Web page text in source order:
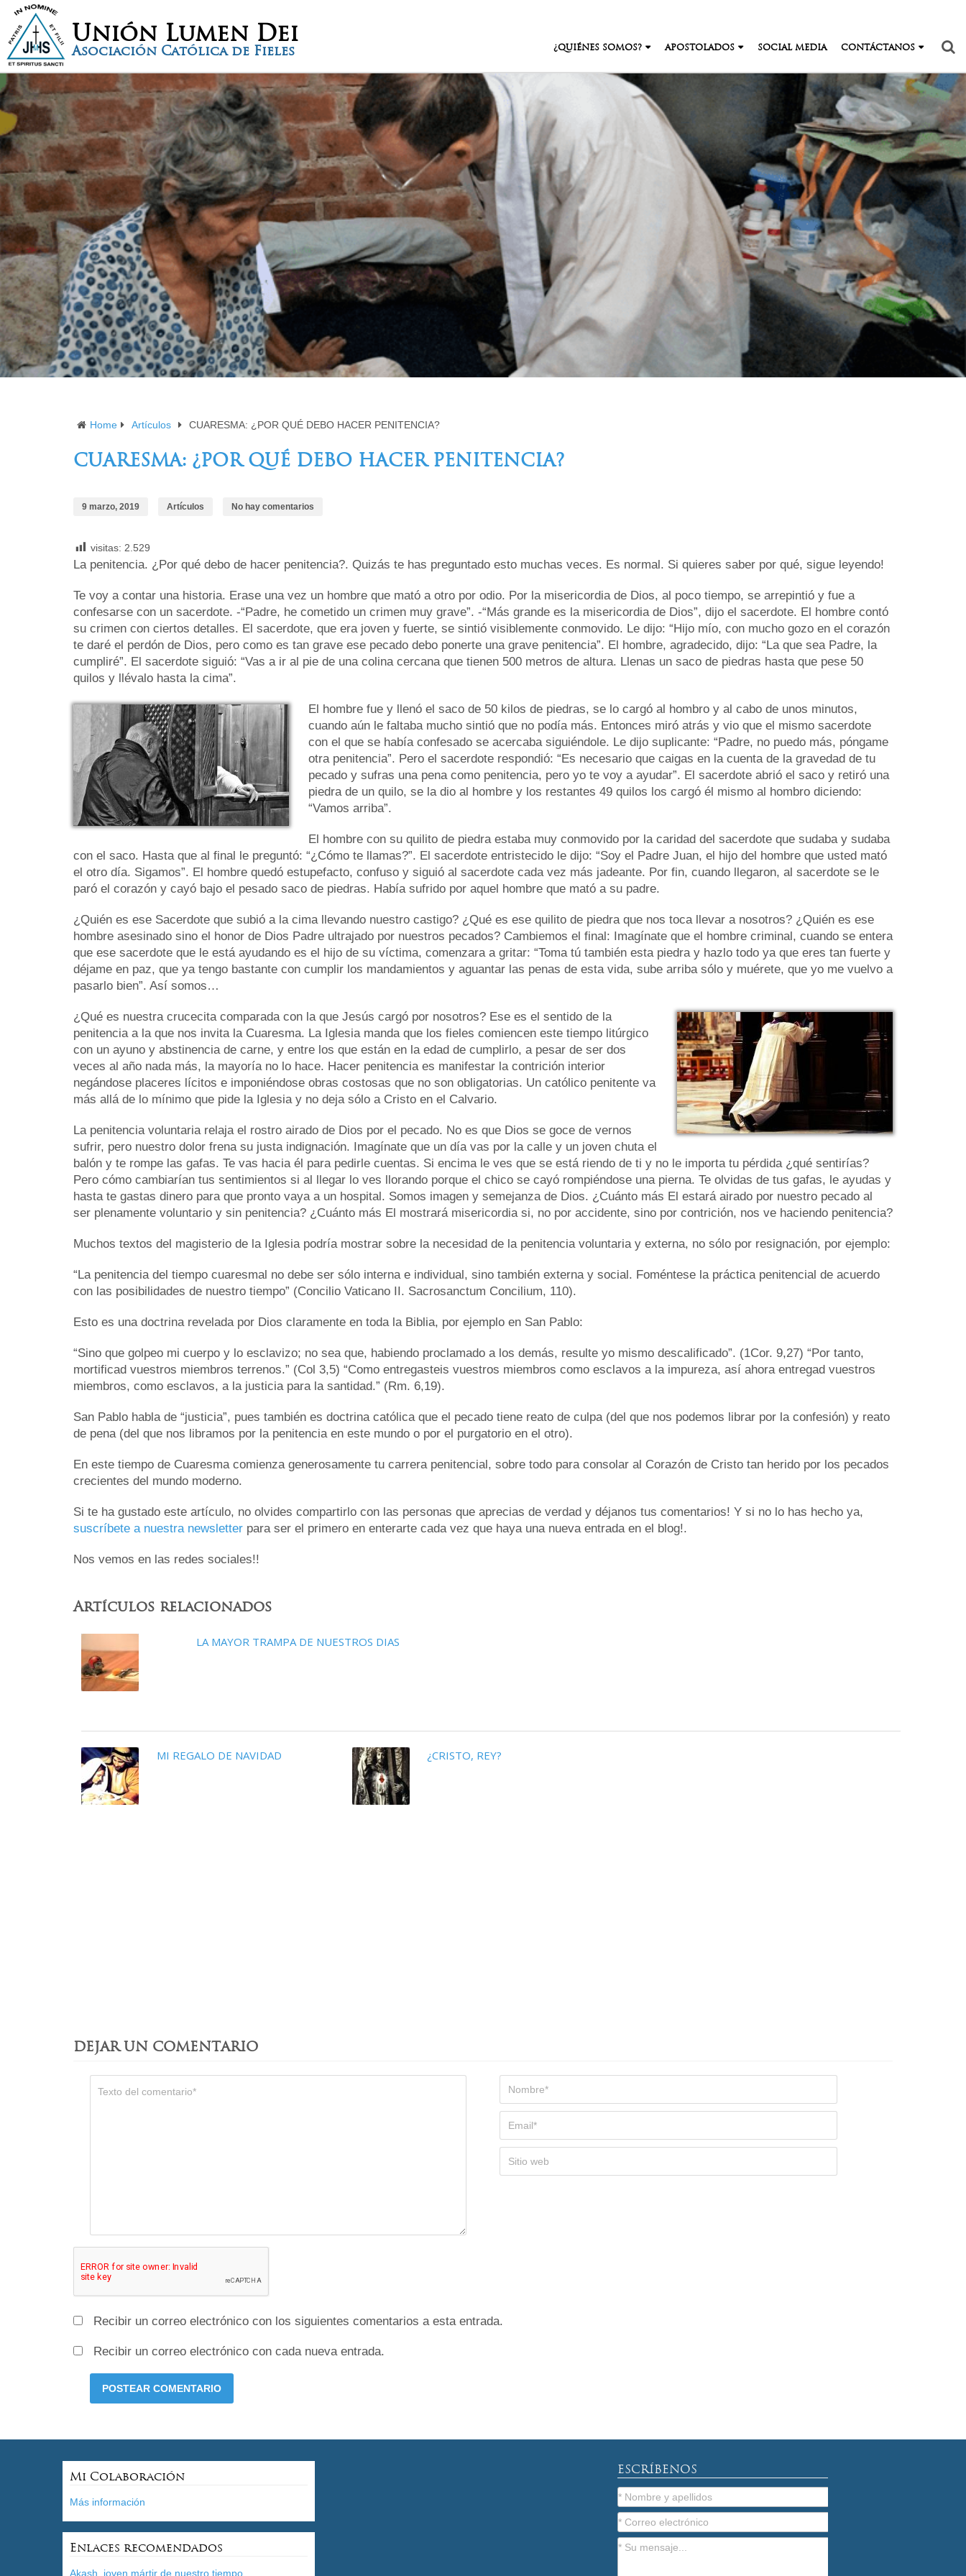
Unión Lumen Dei
Asociación Católica de Fieles ¿QUIÉNES SOMOS? APOSTOLADOS SOCIAL MEDIA CONTÁCTANOS
Home Artículos CUARESMA: ¿POR QUÉ DEBO HACER PENITENCIA?
CUARESMA: ¿POR QUÉ DEBO HACER PENITENCIA?
9 marzo, 2019 Artículos No hay comentarios
visitas: 2.529
La penitencia. ¿Por qué debo de hacer penitencia?. Quizás te has preguntado esto muchas veces. Es normal. Si quieres saber por qué, sigue leyendo!
Te voy a contar una historia. Erase una vez un hombre que mató a otro por odio. Por la misericordia de Dios, al poco tiempo, se arrepintió y fue a
confesarse con un sacerdote. -“Padre, he cometido un crimen muy grave”. -“Más grande es la misericordia de Dios”, dijo el sacerdote. El hombre contó
su crimen con ciertos detalles. El sacerdote, que era joven y fuerte, se sintió visiblemente conmovido. Le dijo: “Hijo mío, con mucho gozo en el corazón
te daré el perdón de Dios, pero como es tan grave ese pecado debo ponerte una grave penitencia”. El hombre, agradecido, dijo: “La que sea Padre, la
cumpliré”. El sacerdote siguió: “Vas a ir al pie de una colina cercana que tienen 500 metros de altura. Llenas un saco de piedras hasta que pese 50
quilos y llévalo hasta la cima”.
El hombre fue y llenó el saco de 50 kilos de piedras, se lo cargó al hombro y al cabo de unos minutos,
cuando aún le faltaba mucho sintió que no podía más. Entonces miró atrás y vio que el mismo sacerdote
con el que se había confesado se acercaba siguiéndole. Le dijo suplicante: “Padre, no puedo más, póngame
otra penitencia”. Pero el sacerdote respondió: “Es necesario que caigas en la cuenta de la gravedad de tu
pecado y sufras una pena como penitencia, pero yo te voy a ayudar”. El sacerdote abrió el saco y retiró una
piedra de un quilo, se la dio al hombre y los restantes 49 quilos los cargó él mismo al hombro diciendo:
“Vamos arriba”.
El hombre con su quilito de piedra estaba muy conmovido por la caridad del sacerdote que sudaba y sudaba
con el saco. Hasta que al final le preguntó: “¿Cómo te llamas?”. El sacerdote entristecido le dijo: “Soy el Padre Juan, el hijo del hombre que usted mató
el otro día. Sigamos”. El hombre quedó estupefacto, confuso y siguió al sacerdote cada vez más jadeante. Por fin, cuando llegaron, al sacerdote se le
paró el corazón y cayó bajo el pesado saco de piedras. Había sufrido por aquel hombre que mató a su padre.
¿Quién es ese Sacerdote que subió a la cima llevando nuestro castigo? ¿Qué es ese quilito de piedra que nos toca llevar a nosotros? ¿Quién es ese
hombre asesinado sino el honor de Dios Padre ultrajado por nuestros pecados? Cambiemos el final: Imagínate que el hombre criminal, cuando se entera
que ese sacerdote que le está ayudando es el hijo de su víctima, comenzara a gritar: “Toma tú también esta piedra y hazlo todo ya que eres tan fuerte y
déjame en paz, que ya tengo bastante con cumplir los mandamientos y aguantar las penas de esta vida, sube arriba sólo y muérete, que yo me vuelvo a
pasarlo bien”. Así somos…
¿Qué es nuestra crucecita comparada con la que Jesús cargó por nosotros? Ese es el sentido de la
penitencia a la que nos invita la Cuaresma. La Iglesia manda que los fieles comiencen este tiempo litúrgico
con un ayuno y abstinencia de carne, y entre los que están en la edad de cumplirlo, a pesar de ser dos
veces al año nada más, la mayoría no lo hace. Hacer penitencia es manifestar la contrición interior
negándose placeres lícitos e imponiéndose obras costosas que no son obligatorias. Un católico penitente va
más allá de lo mínimo que pide la Iglesia y no deja sólo a Cristo en el Calvario.
La penitencia voluntaria relaja el rostro airado de Dios por el pecado. No es que Dios se goce de vernos
sufrir, pero nuestro dolor frena su justa indignación. Imagínate que un día vas por la calle y un joven chuta el
balón y te rompe las gafas. Te vas hacia él para pedirle cuentas. Si encima le ves que se está riendo de ti y no le importa tu pérdida ¿qué sentirías?
Pero cómo cambiarían tus sentimientos si al llegar lo ves llorando porque el chico se cayó rompiéndose una pierna. Te olvidas de tus gafas, le ayudas y
hasta te gastas dinero para que pronto vaya a un hospital. Somos imagen y semejanza de Dios. ¿Cuánto más El estará airado por nuestro pecado al
ser plenamente voluntario y sin penitencia? ¿Cuánto más El mostrará misericordia si, no por accidente, sino por contrición, nos ve haciendo penitencia?
Muchos textos del magisterio de la Iglesia podría mostrar sobre la necesidad de la penitencia voluntaria y externa, no sólo por resignación, por ejemplo:
“La penitencia del tiempo cuaresmal no debe ser sólo interna e individual, sino también externa y social. Foméntese la práctica penitencial de acuerdo
con las posibilidades de nuestro tiempo” (Concilio Vaticano II. Sacrosanctum Concilium, 110).
Esto es una doctrina revelada por Dios claramente en toda la Biblia, por ejemplo en San Pablo:
“Sino que golpeo mi cuerpo y lo esclavizo; no sea que, habiendo proclamado a los demás, resulte yo mismo descalificado”. (1Cor. 9,27) “Por tanto,
mortificad vuestros miembros terrenos.” (Col 3,5) “Como entregasteis vuestros miembros como esclavos a la impureza, así ahora entregad vuestros
miembros, como esclavos, a la justicia para la santidad.” (Rm. 6,19).
San Pablo habla de “justicia”, pues también es doctrina católica que el pecado tiene reato de culpa (del que nos podemos librar por la confesión) y reato
de pena (del que nos libramos por la penitencia en este mundo o por el purgatorio en el otro).
En este tiempo de Cuaresma comienza generosamente tu carrera penitencial, sobre todo para consolar al Corazón de Cristo tan herido por los pecados
crecientes del mundo moderno.
Si te ha gustado este artículo, no olvides compartirlo con las personas que aprecias de verdad y déjanos tus comentarios! Y si no lo has hecho ya,
suscríbete a nuestra newsletter para ser el primero en enterarte cada vez que haya una nueva entrada en el blog!.
Nos vemos en las redes sociales!!
Artículos relacionados
LA MAYOR TRAMPA DE NUESTROS DIAS
MI REGALO DE NAVIDAD ¿CRISTO, REY?
DEJAR UN COMENTARIO
Recibir un correo electrónico con los siguientes comentarios a esta entrada.
Recibir un correo electrónico con cada nueva entrada.
Mi Colaboración
Más información
Enlaces recomendados
Akash, joven mártir de nuestro tiempo
ESCRÍBENOS